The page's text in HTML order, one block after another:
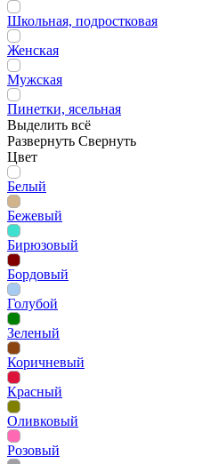
Школьная, подростковая
Женская
Мужская
Пинетки, ясельная
Выделить всё
Развернуть Свернуть
Цвет
Белый
Бежевый
Бирюзовый
Бордовый
Голубой
Зеленый
Коричневый
Красный
Оливковый
Розовый